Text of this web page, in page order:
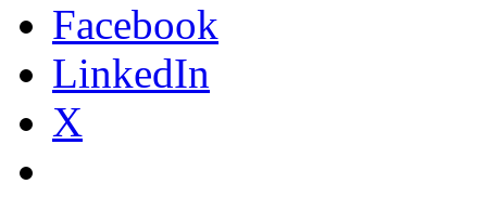
Facebook
LinkedIn
X